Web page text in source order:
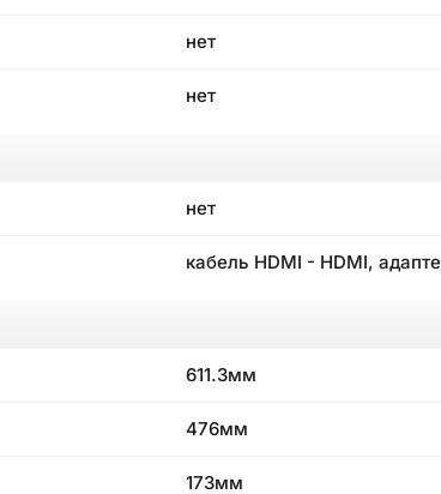
нет
нет
нет
кабель HDMI - HDMI,
611.3мм
476мм
173мм